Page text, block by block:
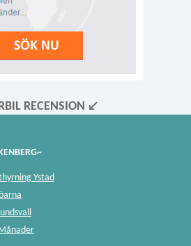
RECENSION ↙
Ystad